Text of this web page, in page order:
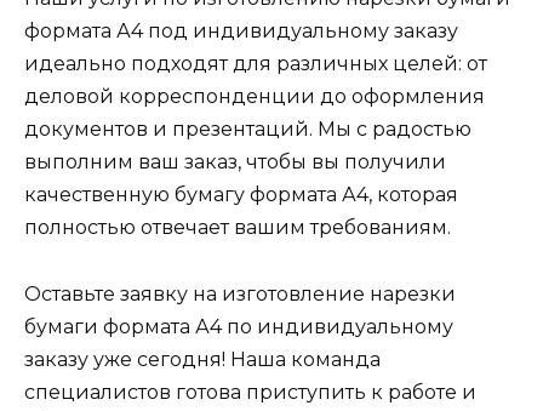
формата А4 под индивидуальному заказу
идеально подходят для различных целей: от
деловой корреспонденции до оформления
документов и презентаций. Мы с радостью
выполним ваш заказ, чтобы вы получили
качественную бумагу формата А4, которая
полностью отвечает вашим требованиям.
Оставьте заявку на изготовление нарезки
бумаги формата А4 по индивидуальному
заказу уже сегодня! Наша команда
специалистов готова приступить к работе и